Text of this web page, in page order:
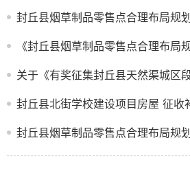
封丘县烟草制品零售点合理布局规划